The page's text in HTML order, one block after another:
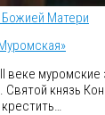
Матери
веке
князь